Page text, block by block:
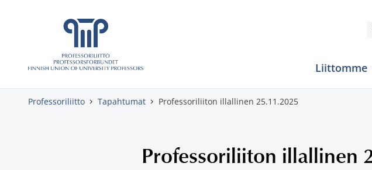
Skippaa sisältö
Liittomme
Professoriliitto Tapahtumat Professoriliiton illallinen 25.11.2025
Professoriliiton illallinen